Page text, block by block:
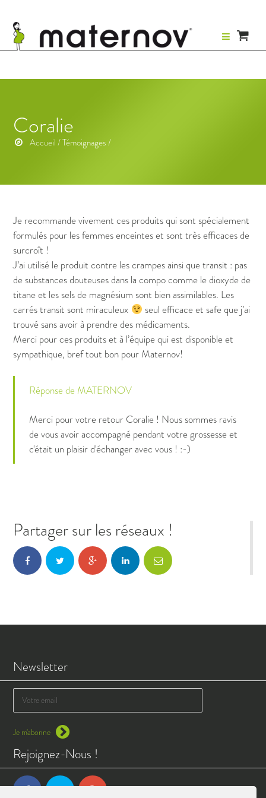
Coralie
Accueil/Témoignages/
Je recommande vivement ces produits qui sont spécialement
formulés pour les femmes enceintes et sont très efficaces de
surcroît !
J’ai utilisé le produit contre les crampes ainsi que transit : pas
de substances douteuses dans la compo comme le dioxyde de
titane et les sels de magnésium sont bien assimilables. Les
carrés transit sont miraculeux
seul efficace et safe que j’ai
trouvé sans avoir à prendre des médicaments.
Merci pour ces produits et à l’équipe qui est disponible et
sympathique, bref tout bon pour Maternov!
Réponse de MATERNOV
Merci pour votre retour Coralie ! Nous sommes ravis
de vous avoir accompagné pendant votre grossesse et
c'était un plaisir d'échanger avec vous ! :-)
Partager sur les réseaux !
Newsletter
Je m'abonne
Rejoignez-Nous !